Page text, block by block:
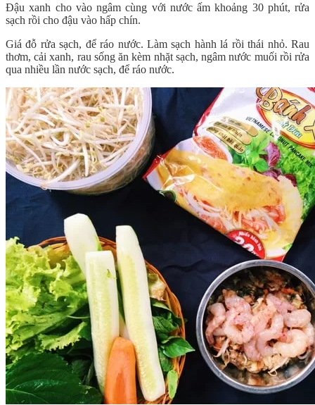
Đậu xanh cho vào ngâm cùng với nước ấm khoảng 30 phút, rửa
sạch rồi cho đậu vào hấp chín.
Giá đỗ rửa sạch, để ráo nước. Làm sạch hành lá rồi thái nhỏ. Rau
thơm, cải xanh, rau sống ăn kèm nhặt sạch, ngâm nước muối rồi rửa
qua nhiều lần nước sạch, để ráo nước.